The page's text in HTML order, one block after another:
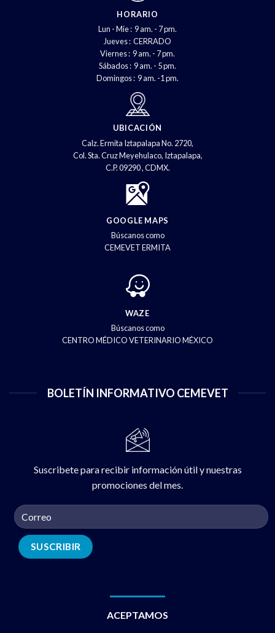
HORARIO
Lun - Mie : 9 am. - 7 pm.
Jueves : CERRADO
Viernes : 9 am. - 7 pm.
Sábados : 9 am. - 5 pm.
Domingos : 9 am. -1 pm.
UBICACIÓN
Calz. Ermita Iztapalapa No. 2720,
Col. Sta. Cruz Meyehulaco, Iztapalapa,
C.P. 09290 , CDMX.
GOOGLE MAPS
Búscanos como
CEMEVET ERMITA
WAZE
Búscanos como
CENTRO MÉDICO VETERINARIO MÉXICO
BOLETÍN INFORMATIVO CEMEVET
Suscribete para recibir información útil y nuestras
promociones del mes.
ACEPTAMOS